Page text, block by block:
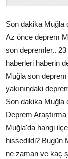
Son dakika Muğla
Az önce deprem
son depremler..
haberleri haberin
Muğla son
yakınındaki
Son dakika Muğla
Deprem
Muğla'da hangi
hissedildi? Bugün
ne zaman ve kaç